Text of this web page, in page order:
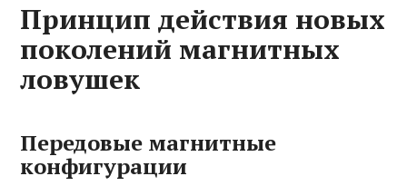
Принцип действия новых
поколений магнитных
ловушек
Передовые магнитные
конфигурации